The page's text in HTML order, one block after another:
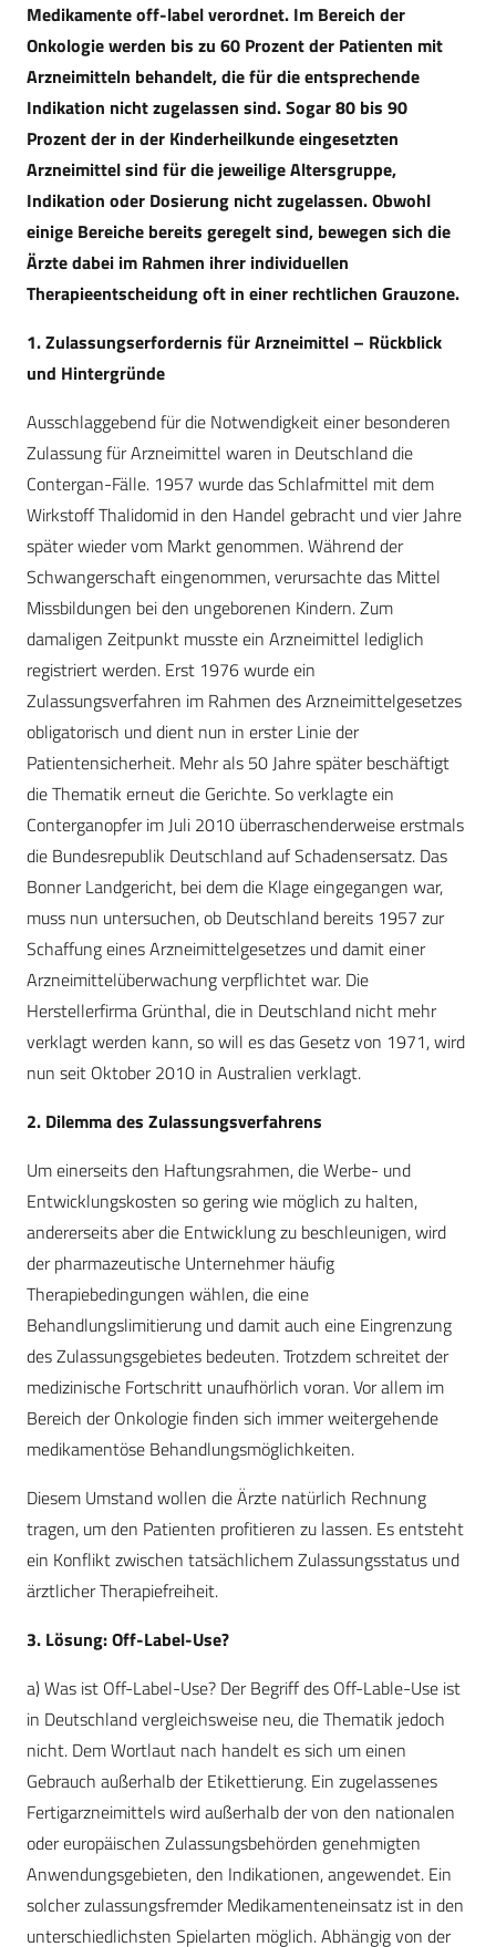
Medikamente off-label verordnet. Im Bereich der
Onkologie werden bis zu 60 Prozent der Patienten mit
Arzneimitteln behandelt, die für die entsprechende
Indikation nicht zugelassen sind. Sogar 80 bis 90
Prozent der in der Kinderheilkunde eingesetzten
Arzneimittel sind für die jeweilige Altersgruppe,
Indikation oder Dosierung nicht zugelassen. Obwohl
einige Bereiche bereits geregelt sind, bewegen sich die
Ärzte dabei im Rahmen ihrer individuellen
Therapieentscheidung oft in einer rechtlichen Grauzone.
1. Zulassungserfordernis für Arzneimittel – Rückblick
und Hintergründe
Ausschlaggebend für die Notwendigkeit einer besonderen
Zulassung für Arzneimittel waren in Deutschland die
Contergan-Fälle. 1957 wurde das Schlafmittel mit dem
Wirkstoff Thalidomid in den Handel gebracht und vier Jahre
später wieder vom Markt genommen. Während der
Schwangerschaft eingenommen, verursachte das Mittel
Missbildungen bei den ungeborenen Kindern. Zum
damaligen Zeitpunkt musste ein Arzneimittel lediglich
registriert werden. Erst 1976 wurde ein
Zulassungsverfahren im Rahmen des Arzneimittelgesetzes
obligatorisch und dient nun in erster Linie der
Patientensicherheit. Mehr als 50 Jahre später beschäftigt
die Thematik erneut die Gerichte. So verklagte ein
Conterganopfer im Juli 2010 überraschenderweise erstmals
die Bundesrepublik Deutschland auf Schadensersatz. Das
Bonner Landgericht, bei dem die Klage eingegangen war,
muss nun untersuchen, ob Deutschland bereits 1957 zur
Schaffung eines Arzneimittelgesetzes und damit einer
Arzneimittelüberwachung verpflichtet war. Die
Herstellerfirma Grünthal, die in Deutschland nicht mehr
verklagt werden kann, so will es das Gesetz von 1971, wird
nun seit Oktober 2010 in Australien verklagt.
2. Dilemma des Zulassungsverfahrens
Um einerseits den Haftungsrahmen, die Werbe- und
Entwicklungskosten so gering wie möglich zu halten,
andererseits aber die Entwicklung zu beschleunigen, wird
der pharmazeutische Unternehmer häufig
Therapiebedingungen wählen, die eine
Behandlungslimitierung und damit auch eine Eingrenzung
des Zulassungsgebietes bedeuten. Trotzdem schreitet der
medizinische Fortschritt unaufhörlich voran. Vor allem im
Bereich der Onkologie finden sich immer weitergehende
medikamentöse Behandlungsmöglichkeiten.
Diesem Umstand wollen die Ärzte natürlich Rechnung
tragen, um den Patienten profitieren zu lassen. Es entsteht
ein Konflikt zwischen tatsächlichem Zulassungsstatus und
ärztlicher Therapiefreiheit.
3. Lösung: Off-Label-Use?
a) Was ist Off-Label-Use? Der Begriff des Off-Lable-Use ist
in Deutschland vergleichsweise neu, die Thematik jedoch
nicht. Dem Wortlaut nach handelt es sich um einen
Gebrauch außerhalb der Etikettierung. Ein zugelassenes
Fertigarzneimittels wird außerhalb der von den nationalen
oder europäischen Zulassungsbehörden genehmigten
Anwendungsgebieten, den Indikationen, angewendet. Ein
solcher zulassungsfremder Medikamenteneinsatz ist in den
unterschiedlichsten Spielarten möglich. Abhängig von der